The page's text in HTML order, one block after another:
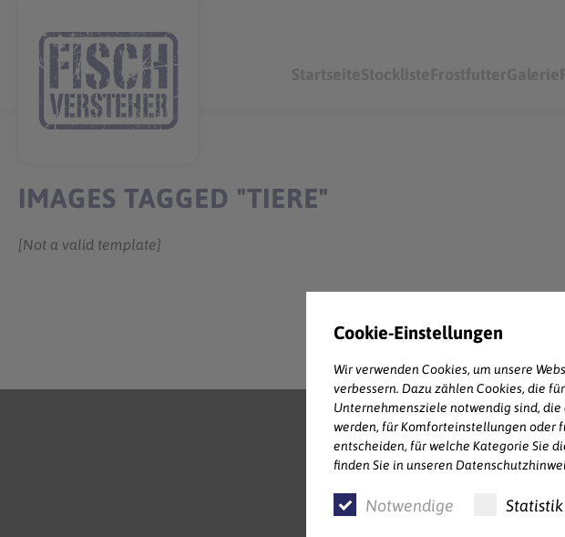
IMAGES TAGGED "TIERE"
[Not a valid template]
IMMER IM
Cookie-Einstellungen
Wir verwenden Cookies, um unsere
verbessern. Dazu zählen Cookies, die
Unternehmensziele notwendig sind,
werden, für Komforteinstellungen oder
entscheiden, für welche Kategorie Sie
finden Sie in unseren
Notwendige Statistik